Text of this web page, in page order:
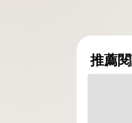
推薦